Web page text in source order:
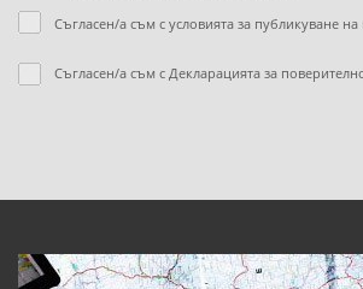
Съгласен/а съм с условията за публикуване
Съгласен/а съм с Декларацията за